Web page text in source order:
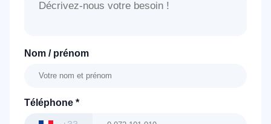
Nom / prénom
Téléphone *